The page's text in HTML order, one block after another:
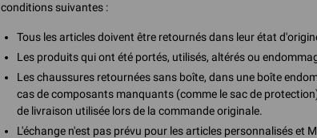
conditions suivantes :
Tous les articles doivent être retournés dans leur état
Les produits qui ont été portés, utilisés, altérés ou
Les chaussures retournées sans boîte, dans une boîte
cas de composants manquants (comme le sac de
de livraison utilisée lors de la commande originale.
L'échange n'est pas prévu pour les articles personnalisés et